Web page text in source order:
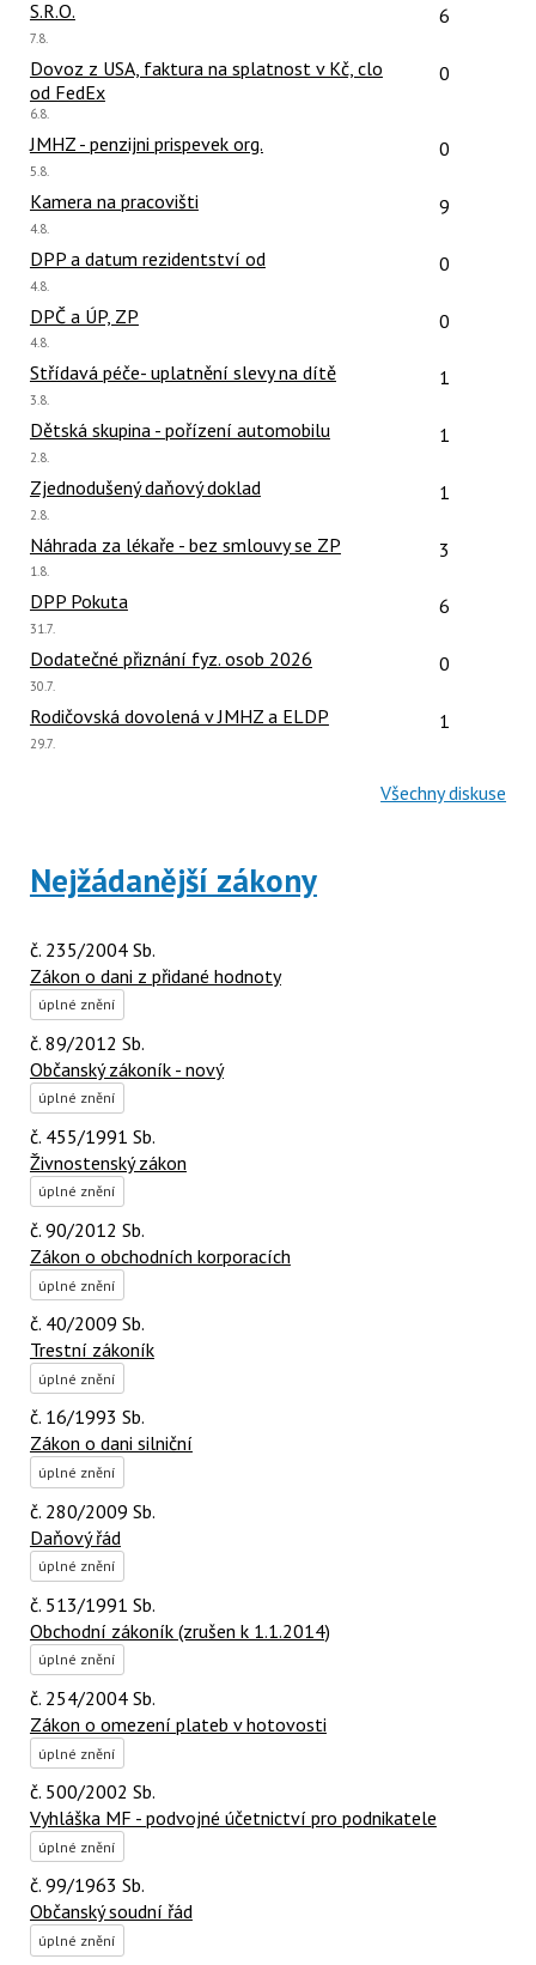
nový
názor
S.R.O. Počet
6
Poslední
7.8.
Dovoz z USA, faktura na splatnost v Kč, clo
od FedEx
Počet
0
Poslední
6.8.
JMHZ - penzijni prispevek org. Počet
0
Poslední
5.8.
Kamera na pracovišti Počet
9
Poslední
4.8.
DPP a datum rezidentství od Počet
0
Poslední
4.8.
DPČ a ÚP, ZP Počet
0
Poslední
4.8.
Střídavá péče- uplatnění slevy na dítě Počet
1
Poslední
3.8.
Dětská skupina - pořízení automobilu Počet
1
Poslední
2.8.
Zjednodušený daňový doklad Počet
1
Poslední
2.8.
Náhrada za lékaře - bez smlouvy se ZP Počet
3
Poslední
1.8.
DPP Pokuta Počet
6
Poslední
31.7.
Dodatečné přiznání fyz. osob 2026 Počet
0
Poslední
30.7.
Rodičovská dovolená v JMHZ a ELDP Počet
1
Poslední
29.7.
Všechny diskuse
Nejžádanější zákony
č. 235/2004 Sb.
Zákon o dani z přidané hodnoty
úplné znění
č. 89/2012 Sb.
Občanský zákoník - nový
úplné znění
č. 455/1991 Sb.
Živnostenský zákon
úplné znění
č. 90/2012 Sb.
Zákon o obchodních korporacích
úplné znění
č. 40/2009 Sb.
Trestní zákoník
úplné znění
č. 16/1993 Sb.
Zákon o dani silniční
úplné znění
č. 280/2009 Sb.
Daňový řád
úplné znění
č. 513/1991 Sb.
Obchodní zákoník (zrušen k 1.1.2014)
úplné znění
č. 254/2004 Sb.
Zákon o omezení plateb v hotovosti
úplné znění
č. 500/2002 Sb.
Vyhláška MF - podvojné účetnictví pro podnikatele
úplné znění
č. 99/1963 Sb.
Občanský soudní řád
úplné znění